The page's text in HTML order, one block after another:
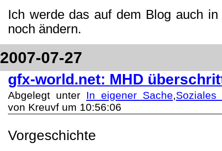
Ich werde das auf dem Blog auch in
noch ändern.
2007-07-27
gfx-world.net: MHD
Abgelegt unter In eigener Sache,Soziales
von Kreuvf um 10:56:06
Vorgeschichte